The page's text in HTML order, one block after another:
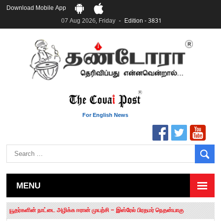
Download Mobile App
07 Aug 2026, Friday
Edition - 3831
For English News
MENU
தமிழக சட்டப்பேரவையில் காலியிடங்கள் 6 ஆக உயர்வு
யூதர்களின் நாட்டை அழிக்க ஈரான் முயற்சி – இஸ்ரேல் பிரதமர் நெதன்யாகு
“மக்களால் நிராகரிக்கப்பட்டவர் ஸ்டாலின்!” – செங்கோட்டையன்